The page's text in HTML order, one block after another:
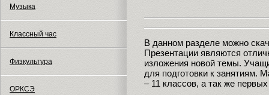
Музыка
Классный час
Физкультура
ОРКСЭ
В данном разделе можно
Презентации являются
изложения новой темы.
для подготовки к занятиям.
– 11 классов, а так же